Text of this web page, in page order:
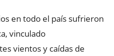
en todo el país sufrieron
vinculado
vientos y caídas de